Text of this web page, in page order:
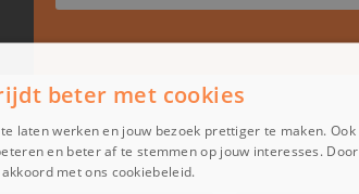
beter met cookies
laten werken en jouw bezoek prettiger te maken. Ook
en beter af te stemmen op jouw interesses. Door
met ons cookiebeleid.